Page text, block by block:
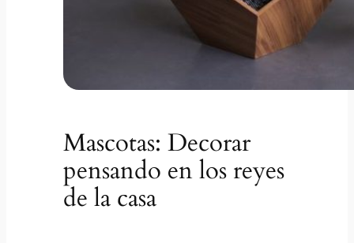
Mascotas: Decorar
pensando en los reyes
de la casa